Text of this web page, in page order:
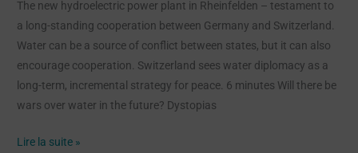
The new hydroelectric power plant in Rheinfelden – testament to
a long-standing cooperation between Germany and Switzerland.
Water can be a source of conflict between states, but it can also
encourage cooperation. Switzerland sees water diplomacy as a
long-term, incremental strategy for peace. 6 minutes Will there be
wars over water in the future? Dystopias
Lire la suite »